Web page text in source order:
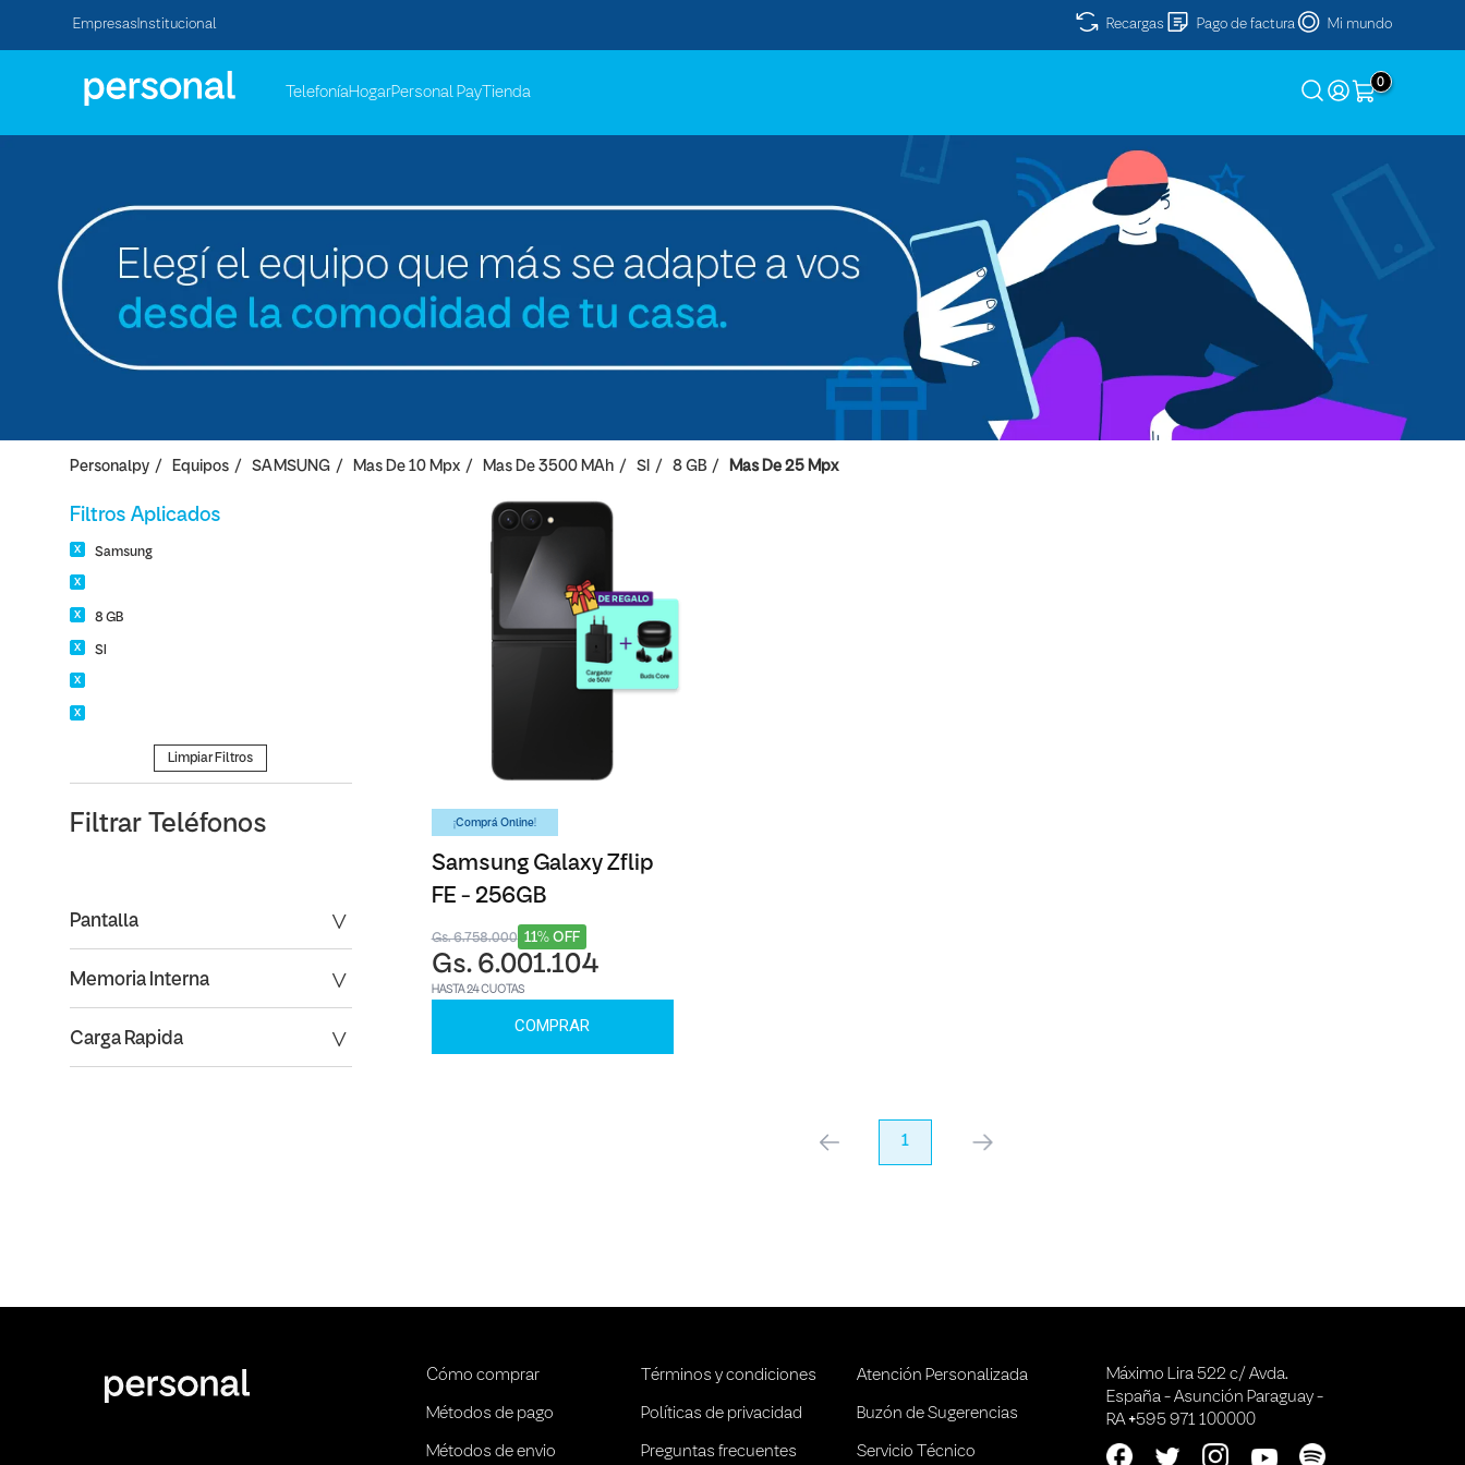
Empresas Institucional Recargas Pago de factura Mi mundo
TelefoníaHogarPersonal Pay Tienda
0
Personalpy Equipos SAMSUNG Mas De 10 Mpx Mas De 3500 MAh SI 8 GB Mas De 25 Mpx
Filtros Aplicados
Samsung
8 GB
SI
Limpiar Filtros
Filtrar Teléfonos
Pantalla
Carga Rapida
Memoria Interna
¡Comprá Online!
Samsung Galaxy Zflip
FE - 256GB
11% OFF
Gs. 6.758.000
Gs. 6.001.104
HASTA 24 CUOTAS
COMPRAR
anterior 1 próximo
Cómo comprar
Métodos de pago
Métodos de envio
Términos y condiciones
Políticas de privacidad
Preguntas frecuentes
Atención Personalizada
Buzón de Sugerencias
Servicio Técnico
Máximo Lira 522 c/ Avda.
España - Asunción Paraguay -
RA +595 971 100000